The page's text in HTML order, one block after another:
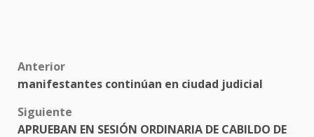
Post
navigation
Anterior
manifestantes continúan en ciudad judicial
Siguiente
APRUEBAN EN SESIÓN ORDINARIA DE CABILDO DE